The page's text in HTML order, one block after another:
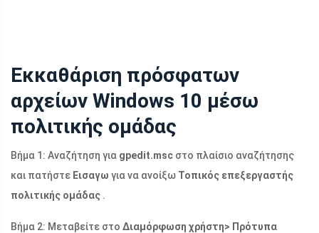
Εκκαθάριση πρόσφατων
αρχείων Windows 10 μέσω
πολιτικής ομάδας
Βήμα 1: Αναζήτηση για gpedit.msc στο πλαίσιο αναζήτησης
και πατήστε Εισαγω για να ανοίξω Τοπικός επεξεργαστής
πολιτικής ομάδας .
Βήμα 2: Μεταβείτε στο Διαμόρφωση χρήστη> Πρότυπα